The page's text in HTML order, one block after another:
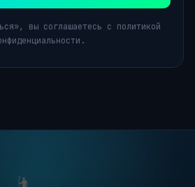
вы соглашаетесь с политикой